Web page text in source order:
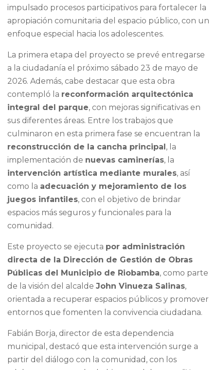
impulsado procesos participativos para fortalecer la
apropiación comunitaria del espacio público, con un
enfoque especial hacia los adolescentes.
La primera etapa del proyecto se prevé entregarse
a la ciudadanía el próximo sábado 23 de mayo de
2026. Además, cabe destacar que esta obra
contempló la reconformación arquitectónica
integral del parque, con mejoras significativas en
sus diferentes áreas. Entre los trabajos que
culminaron en esta primera fase se encuentran la
reconstrucción de la cancha principal , la
implementación de nuevas caminerías, la
intervención artística mediante murales, así
como la adecuación y mejoramiento de los
juegos infantiles, con el objetivo de brindar
espacios más seguros y funcionales para la
comunidad.
Este proyecto se ejecuta por administración
directa de la Dirección de Gestión de Obras
Públicas del Municipio de Riobamba, como parte
de la visión del alcalde John Vinueza Salinas,
orientada a recuperar espacios públicos y promover
entornos que fomenten la convivencia ciudadana.
Fabián Borja, director de esta dependencia
municipal, destacó que esta intervención surge a
partir del diálogo con la comunidad, con los